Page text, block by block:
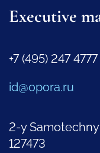
Executive
+7 (495) 247 4777
id@opora.ru
2-y
127473